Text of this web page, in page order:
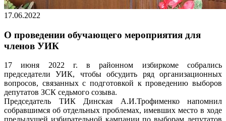
17.06.2022
О проведении обучающего мероприятия для
членов УИК
17 июня 2022 г. в районном избиркоме собрались
председатели УИК, чтобы обсудить ряд организационных
вопросов, связанных с подготовкой к проведению выборов
депутатов ЗСК седьмого созыва.
Председатель ТИК Динская А.И.Трофименко напомнил
собравшимся об отдельных проблемах, имевших место в ходе